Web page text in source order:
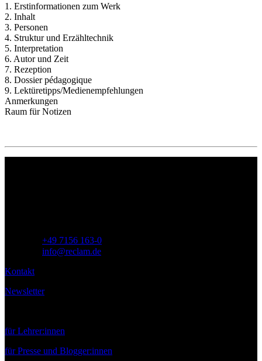
1. Erstinformationen zum Werk
2. Inhalt
3. Personen
4. Struktur und Erzähltechnik
5. Interpretation
6. Autor und Zeit
7. Rezeption
8. Dossier pédagogique
9. Lektüretipps/Medienempfehlungen
Anmerkungen
Raum für Notizen
+49 7156 163-0
info@reclam.de
Kontakt
Newsletter
für Lehrer:innen
für Presse und Blogger:innen